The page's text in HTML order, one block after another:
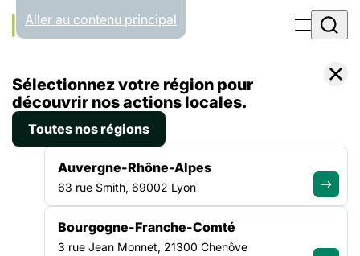
Panneau de gestion des cookies
Aller au contenu principal
Toutes les catégories
30.03.26
Bonjour tout le monde !
Bienvenue sur WordPress. Ceci est votre premier article.
Modifiez-le ou supprimez-le, puis commencez à écrire !…
Lire la suite
Sélectionnez votre région pour
découvrir nos actions locales.
Toutes nos régions
Auvergne-Rhône-Alpes
63 rue Smith, 69002 Lyon
Bourgogne-Franche-Comté
3 rue Jean Monnet, 21300 Chenôve